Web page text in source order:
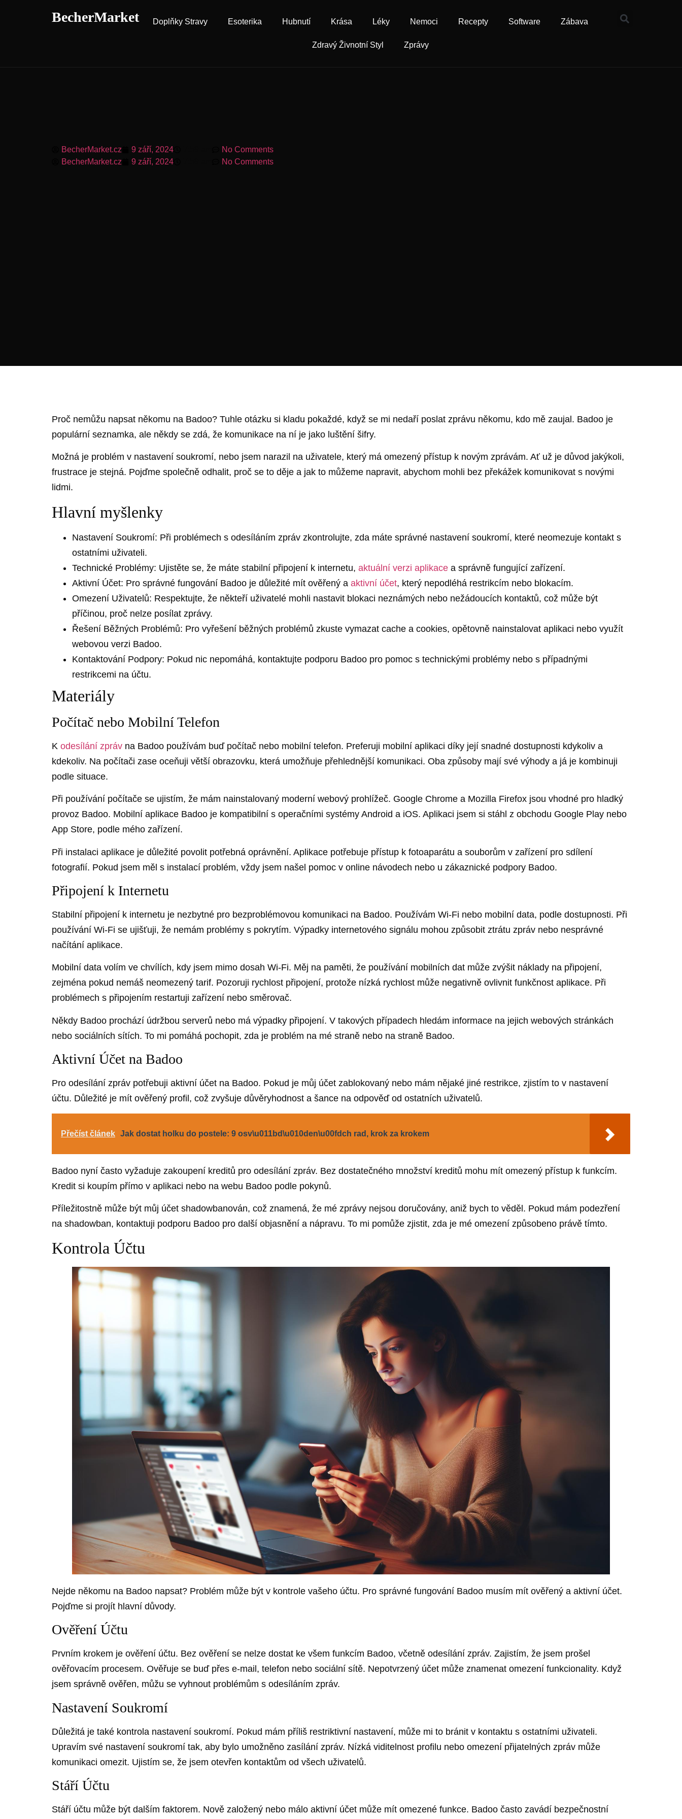
BecherMarket Doplňky Stravy Esoterika Hubnutí Krása Léky Nemoci Recepty Software Zábava
Zdravý Živnotní Styl Zprávy
BecherMarket.cz 9 září, 2024
No Comments
BecherMarket.cz
9 září, 2024 No Comments
Proč nemůžu napsat někomu na Badoo? Tuhle otázku si kladu pokaždé, když se mi nedaří poslat zprávu někomu, kdo mě zaujal. Badoo je
populární seznamka, ale někdy se zdá, že komunikace na ní je jako luštění šifry.
Možná je problém v nastavení soukromí, nebo jsem narazil na uživatele, který má omezený přístup k novým zprávám. Ať už je důvod jakýkoli,
frustrace je stejná. Pojďme společně odhalit, proč se to děje a jak to můžeme napravit, abychom mohli bez překážek komunikovat s novými
lidmi.
Hlavní myšlenky
Nastavení Soukromí: Při problémech s odesíláním zpráv zkontrolujte, zda máte správné nastavení soukromí, které neomezuje kontakt s
ostatními uživateli.
Technické Problémy: Ujistěte se, že máte stabilní připojení k internetu, aktuální verzi aplikace a správně fungující zařízení.
Aktivní Účet: Pro správné fungování Badoo je důležité mít ověřený a aktivní účet, který nepodléhá restrikcím nebo blokacím.
Omezení Uživatelů: Respektujte, že někteří uživatelé mohli nastavit blokaci neznámých nebo nežádoucích kontaktů, což může být
příčinou, proč nelze posílat zprávy.
Řešení Běžných Problémů: Pro vyřešení běžných problémů zkuste vymazat cache a cookies, opětovně nainstalovat aplikaci nebo využít
webovou verzi Badoo.
Kontaktování Podpory: Pokud nic nepomáhá, kontaktujte podporu Badoo pro pomoc s technickými problémy nebo s případnými
restrikcemi na účtu.
Materiály
Počítač nebo Mobilní Telefon
K odesílání zpráv na Badoo používám buď počítač nebo mobilní telefon. Preferuji mobilní aplikaci díky její snadné dostupnosti kdykoliv a
kdekoliv. Na počítači zase oceňuji větší obrazovku, která umožňuje přehlednější komunikaci. Oba způsoby mají své výhody a já je kombinuji
podle situace.
Při používání počítače se ujistím, že mám nainstalovaný moderní webový prohlížeč. Google Chrome a Mozilla Firefox jsou vhodné pro hladký
provoz Badoo. Mobilní aplikace Badoo je kompatibilní s operačními systémy Android a iOS. Aplikaci jsem si stáhl z obchodu Google Play nebo
App Store, podle mého zařízení.
Při instalaci aplikace je důležité povolit potřebná oprávnění. Aplikace potřebuje přístup k fotoaparátu a souborům v zařízení pro sdílení
fotografií. Pokud jsem měl s instalací problém, vždy jsem našel pomoc v online návodech nebo u zákaznické podpory Badoo.
Připojení k Internetu
Stabilní připojení k internetu je nezbytné pro bezproblémovou komunikaci na Badoo. Používám Wi-Fi nebo mobilní data, podle dostupnosti. Při
používání Wi-Fi se ujišťuji, že nemám problémy s pokrytím. Výpadky internetového signálu mohou způsobit ztrátu zpráv nebo nesprávné
načítání aplikace.
Mobilní data volím ve chvílích, kdy jsem mimo dosah Wi-Fi. Měj na paměti, že používání mobilních dat může zvýšit náklady na připojení,
zejména pokud nemáš neomezený tarif. Pozoruji rychlost připojení, protože nízká rychlost může negativně ovlivnit funkčnost aplikace. Při
problémech s připojením restartuji zařízení nebo směrovač.
Někdy Badoo prochází údržbou serverů nebo má výpadky připojení. V takových případech hledám informace na jejich webových stránkách
nebo sociálních sítích. To mi pomáhá pochopit, zda je problém na mé straně nebo na straně Badoo.
Aktivní Účet na Badoo
Pro odesílání zpráv potřebuji aktivní účet na Badoo. Pokud je můj účet zablokovaný nebo mám nějaké jiné restrikce, zjistím to v nastavení
účtu. Důležité je mít ověřený profil, což zvyšuje důvěryhodnost a šance na odpověď od ostatních uživatelů.
Přečíst článek Jak dostat holku do postele: 9 osv\u011bd\u010den\u00fdch rad, krok za krokem
Badoo nyní často vyžaduje zakoupení kreditů pro odesílání zpráv. Bez dostatečného množství kreditů mohu mít omezený přístup k funkcím.
Kredit si koupím přímo v aplikaci nebo na webu Badoo podle pokynů.
Příležitostně může být můj účet shadowbanován, což znamená, že mé zprávy nejsou doručovány, aniž bych to věděl. Pokud mám podezření
na shadowban, kontaktuji podporu Badoo pro další objasnění a nápravu. To mi pomůže zjistit, zda je mé omezení způsobeno právě tímto.
Kontrola Účtu
Nejde někomu na Badoo napsat? Problém může být v kontrole vašeho účtu. Pro správné fungování Badoo musím mít ověřený a aktivní účet.
Pojďme si projít hlavní důvody.
Ověření Účtu
Prvním krokem je ověření účtu. Bez ověření se nelze dostat ke všem funkcím Badoo, včetně odesílání zpráv. Zajistím, že jsem prošel
ověřovacím procesem. Ověřuje se buď přes e-mail, telefon nebo sociální sítě. Nepotvrzený účet může znamenat omezení funkcionality. Když
jsem správně ověřen, můžu se vyhnout problémům s odesíláním zpráv.
Nastavení Soukromí
Důležitá je také kontrola nastavení soukromí. Pokud mám příliš restriktivní nastavení, může mi to bránit v kontaktu s ostatními uživateli.
Upravím své nastavení soukromí tak, aby bylo umožněno zasílání zpráv. Nízká viditelnost profilu nebo omezení přijatelných zpráv může
komunikaci omezit. Ujistím se, že jsem otevřen kontaktům od všech uživatelů.
Stáří Účtu
Stáří účtu může být dalším faktorem. Nově založený nebo málo aktivní účet může mít omezené funkce. Badoo často zavádí bezpečnostní